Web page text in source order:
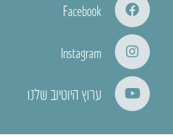
Facebook
Instagram
ערוץ היוטיוב שלנו